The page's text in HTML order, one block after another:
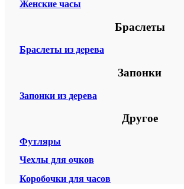
Женские часы
Браслеты
Браслеты из дерева
Запонки
Запонки из дерева
Другое
Футляры
Чехлы для очков
Коробочки для часов